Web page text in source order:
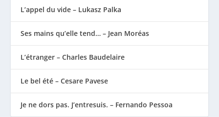
L’appel du vide – Lukasz Palka
Ses mains qu’elle tend… – Jean Moréas
L’étranger – Charles Baudelaire
Le bel été – Cesare Pavese
Je ne dors pas. J’entresuis. – Fernando Pessoa